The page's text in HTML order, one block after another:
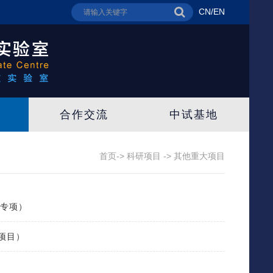
CN/EN
合作交流 中试基地
首页-> 科研项目 -> 其他重大项目
项）
目）